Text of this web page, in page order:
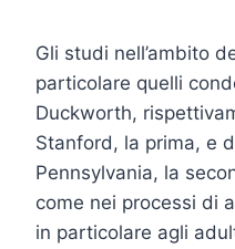
Gli studi nell’ambito
particolare quelli
Duckworth,
Stanford, la prima, e
Pennsylvania, la
come nei processi di
in particolare agli